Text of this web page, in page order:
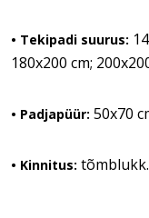
• Tekipadi suurus:
180x200 cm;
• Padjapüür: 50x70
• Kinnitus: tõmblukk.